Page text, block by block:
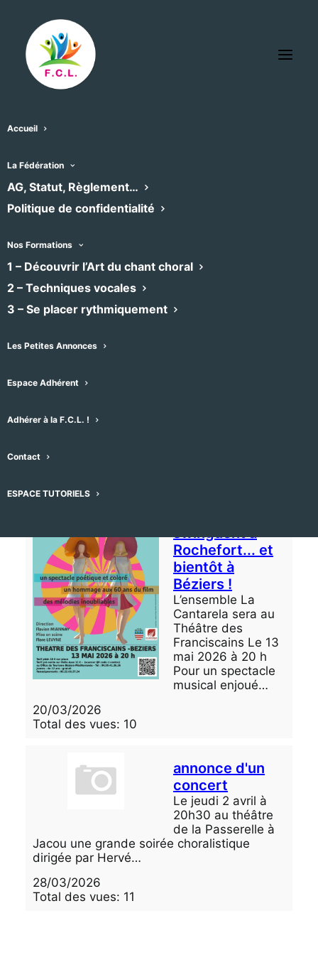
Accueil
La Fédération
AG, Statut, Règlement…
Politique de confidentialité
Nos Formations
1 – Découvrir l’Art du chant choral
2 – Techniques vocales
3 – Se placer rythmiquement
Les Petites Annonces
Espace Adhérent
Adhérer à la F.C.L. !
Contact
ESPACE TUTORIELS
Rechercher:
Catégorie :
CHOEURS"
REGROUPEMENT CHORALES 19 et
MONTPELLIER
Méditerranée se mettait à chanter ? Nous
23/04/2026
swinguent à
Rochefort... et
bientôt à
Béziers !
L’ensemble La
Cantarela sera au
Théâtre des
Franciscains Le 13
mai 2026 à 20 h
Pour un spectacle
musical enjoué…
20/03/2026
Total des vues: 10
annonce d'un
concert
Le jeudi 2 avril à
20h30 au théâtre
de la Passerelle à
Jacou une grande soirée choralistique
dirigée par Hervé…
28/03/2026
Total des vues: 11